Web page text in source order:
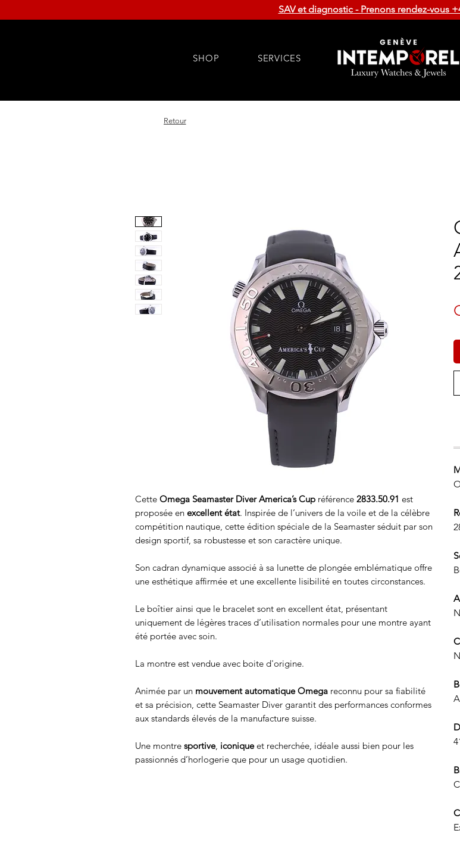
SAV et diagnostic - Prenons rendez-vous
SHOP SERVICES
Retour
Cette Omega Seamaster Diver America’s Cup référence 2833.50.91 est
proposée en excellent état. Inspirée de l’univers de la voile et de la célèbre
compétition nautique, cette édition spéciale de la Seamaster séduit par son
design sportif, sa robustesse et son caractère unique.
Son cadran dynamique associé à sa lunette de plongée emblématique offre
une esthétique affirmée et une excellente lisibilité en toutes circonstances.
Le boîtier ainsi que le bracelet sont en excellent état, présentant
uniquement de légères traces d’utilisation normales pour une montre ayant
été portée avec soin.
La montre est vendue avec boite d'origine.
Animée par un mouvement automatique Omega reconnu pour sa fiabilité
et sa précision, cette Seamaster Diver garantit des performances conformes
aux standards élevés de la manufacture suisse.
Une montre sportive, iconiqueet recherchée, idéale aussi bien pour les
passionnés d’horlogerie que pour un usage quotidien.